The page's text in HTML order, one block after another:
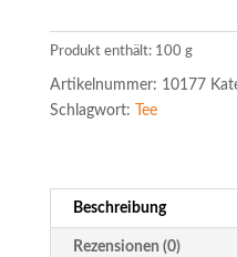
Produkt enthält: 100 g
Artikelnummer: 10177
Schlagwort:
Tee
Beschreibung
Rezensionen (0)